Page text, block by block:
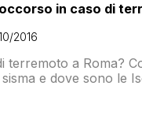
in caso di
2016
terremoto a Roma?
e dove sono le
negli anni
Civile